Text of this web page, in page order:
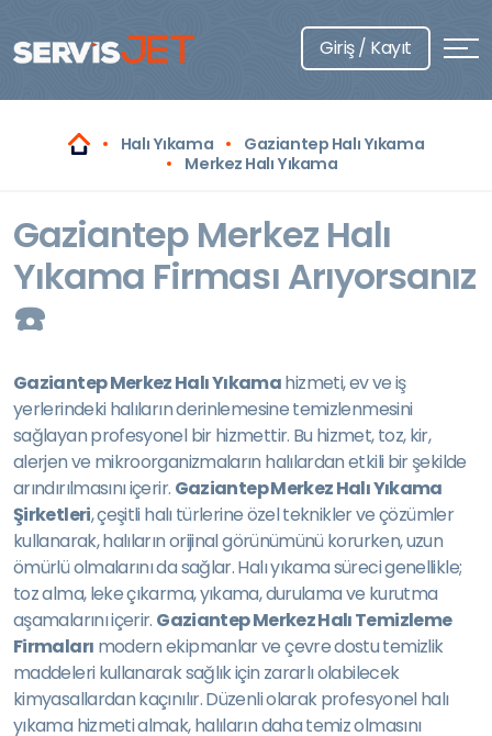
Giriş / Kayıt
Halı Yıkama
Gaziantep Halı Yıkama
Merkez Halı Yıkama
Gaziantep Merkez Halı
Yıkama Firması Arıyorsanız
☎️
Gaziantep Merkez Halı Yıkamahizmeti, ev ve iş
yerlerindeki halıların derinlemesine temizlenmesini
sağlayan profesyonel bir hizmettir. Bu hizmet, toz, kir,
alerjen ve mikroorganizmaların halılardan etkili bir şekilde
arındırılmasını içerir. Gaziantep Merkez Halı Yıkama
Şirketleri, çeşitli halı türlerine özel teknikler ve çözümler
kullanarak, halıların orijinal görünümünü korurken, uzun
ömürlü olmalarını da sağlar. Halı yıkama süreci genellikle;
toz alma, leke çıkarma, yıkama, durulama ve kurutma
aşamalarını içerir. Gaziantep Merkez Halı Temizleme
Firmaları modern ekipmanlar ve çevre dostu temizlik
maddeleri kullanarak sağlık için zararlı olabilecek
kimyasallardan kaçınılır. Düzenli olarak profesyonel halı
yıkama hizmeti almak, halıların daha temiz olmasını